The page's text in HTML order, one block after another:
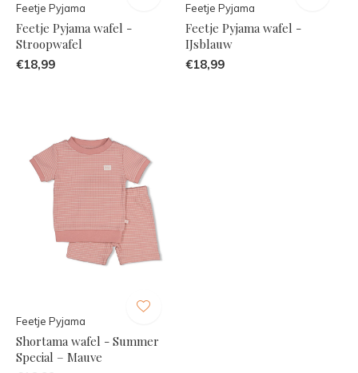
Feetje Pyjama
Feetje Pyjama wafel -
Stroopwafel
€18,99
Feetje Pyjama
Feetje Pyjama wafel -
IJsblauw
€18,99
Feetje Pyjama
Shortama wafel - Summer
Special – Mauve